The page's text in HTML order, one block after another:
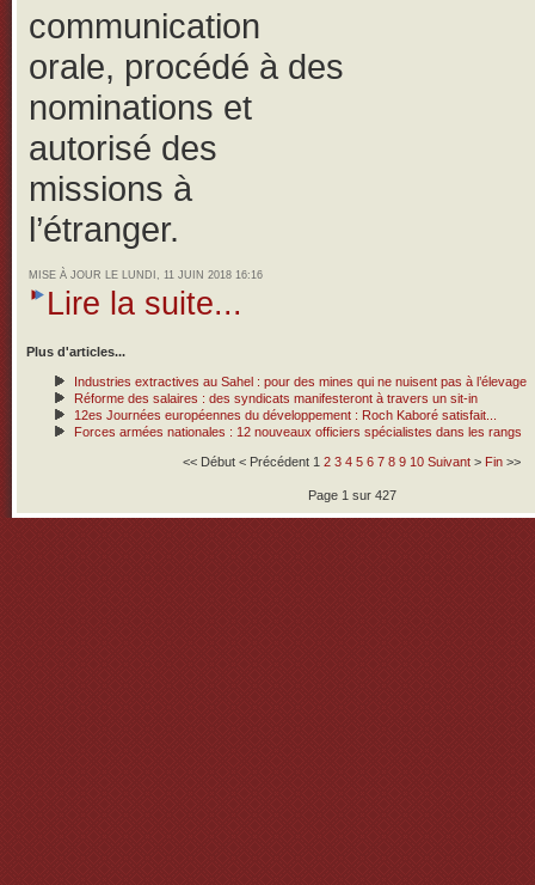
communication
orale, procédé à des
nominations et
autorisé des
missions à
l’étranger.
MISE À JOUR LE LUNDI, 11 JUIN 2018 16:16
Lire la suite...
Plus d'articles...
Industries extractives au Sahel : pour des mines qui ne nuisent pas à l’élevage
Réforme des salaires : des syndicats manifesteront à travers un sit-in
12es Journées européennes du développement : Roch Kaboré satisfait...
Forces armées nationales : 12 nouveaux officiers spécialistes dans les rangs
<< Début < Précédent 1 2 3 4 5 6 7 8 9 10 Suivant > Fin >>
Page 1 sur 427